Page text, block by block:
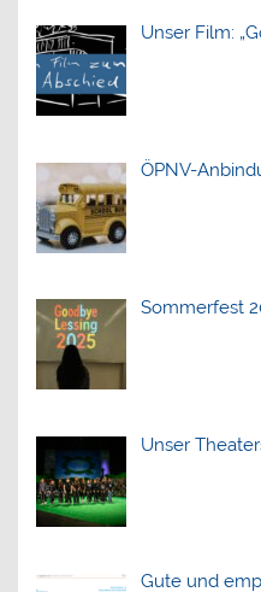
Unser Film:
ÖPNV-
Sommerfest
Unser
Gute und